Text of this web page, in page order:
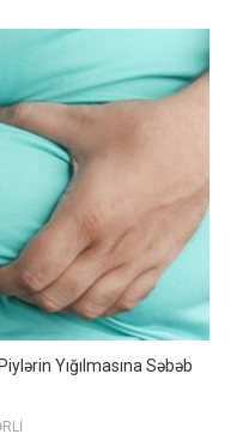
Yığılmasına Səbəb